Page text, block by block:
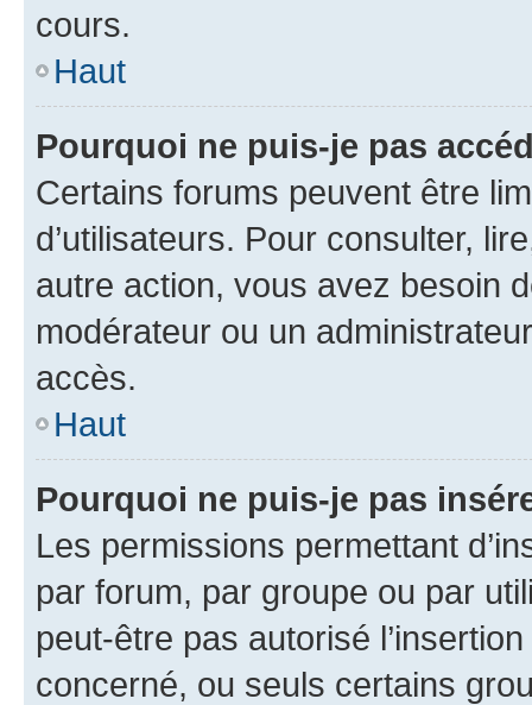
cours.
Haut
Pourquoi ne puis-je pas
Certains forums peuvent être
d’utilisateurs. Pour consulter,
autre action, vous avez besoin
modérateur ou un
accès.
Haut
Pourquoi ne puis-je pas
Les permissions permettant
par forum, par groupe ou par
peut-être pas autorisé
concerné, ou seuls certains